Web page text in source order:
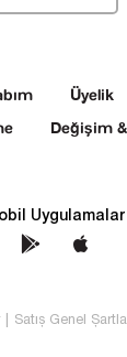
Üyelik
Değişim
Uygulamalar
Satış Genel